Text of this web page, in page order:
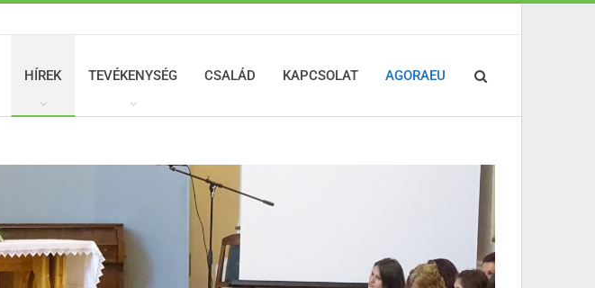
HÍREK TEVÉKENYSÉG CSALÁD KAPCSOLAT AGORAEU